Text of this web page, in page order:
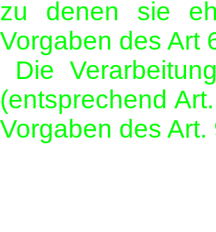
zu denen sie
Vorgaben des Art
Die
(entsprechend
Vorgaben des